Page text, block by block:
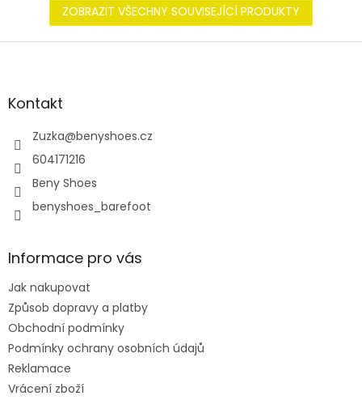
ZOBRAZIT VŠECHNY SOUVISEJÍCÍ PRODUKTY
Z
aKontakt
Zuzka@benyshoes.cz
604171216
Beny Shoes
benyshoes_barefoot
Informace pro vás
Jak nakupovat
Způsob dopravy a platby
Obchodní podmínky
Podmínky ochrany osobních údajů
Reklamace
Vrácení zboží